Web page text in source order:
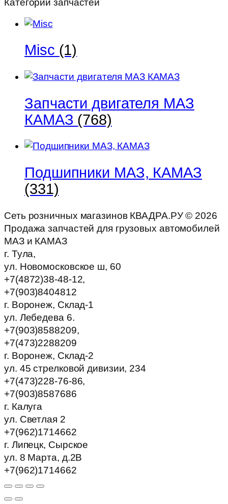
Категории запчастей
Misc (1)
Запчасти двигателя МАЗ
КАМАЗ (768)
Подшипники МАЗ, КАМАЗ
(331)
Сеть розничных магазинов КВАДРА.РУ © 2026
Продажа запчастей для грузовых автомобилей
МАЗ и КАМАЗ
г. Тула,
ул. Новомосковское ш, 60
+7(4872)38-48-12,
+7(903)8404812
г. Воронеж, Склад-1
ул. Лебедева 6.
+7(903)8588209,
+7(473)2288209
г. Воронеж, Склад-2
ул. 45 стрелковой дивизии, 234
+7(473)228-76-86,
+7(903)8587686
г. Калуга
ул. Светлая 2
+7(962)1714662
г. Липецк, Сырское
ул. 8 Марта, д.2В
+7(962)1714662